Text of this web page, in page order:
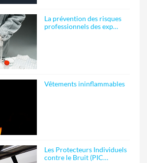
La prévention des risques
professionnels des exp…
Vêtements ininflammables
Les Protecteurs Individuels
contre le Bruit (PIC…